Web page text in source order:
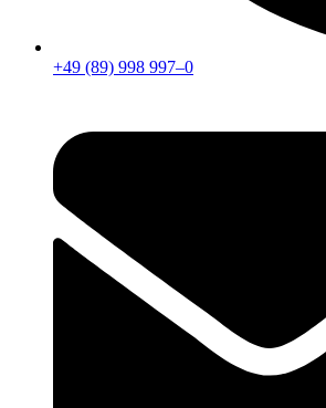
+49 (89) 998 997–0